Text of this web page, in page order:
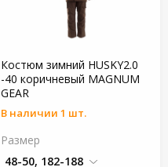
Костюм зимний HUSKY2.0
-40 коричневый MAGNUM
GEAR
В наличии 1 шт.
Размер